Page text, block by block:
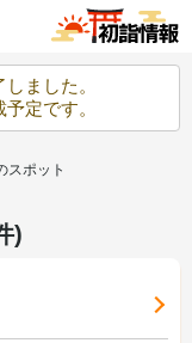
ました。
定です。
スポット
)